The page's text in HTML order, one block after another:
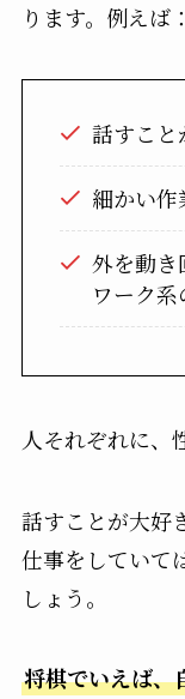
ります。例えば：
話すこ
細かい
外を動
ワーク
人それぞれに、
話すことが大好
仕事をしていて
しょう。
将棋でいえば、